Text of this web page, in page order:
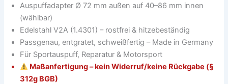
Auspuffadapter Ø 72 mm außen auf 40–86 mm innen
(wählbar)
Edelstahl V2A (1.4301) – rostfrei & hitzebeständig
Passgenau, entgratet, schweißfertig – Made in Germany
Für Sportauspuff, Reparatur & Motorsport
Maßanfertigung – kein Widerruf/keine Rückgabe (§
312g BGB)